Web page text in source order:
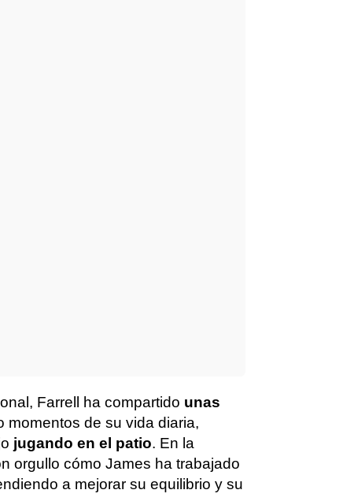
Farrell ha compartido unas
momentos de su vida diaria,
jugando en el patio. En la
orgullo cómo James ha trabajado
a mejorar su equilibrio y su